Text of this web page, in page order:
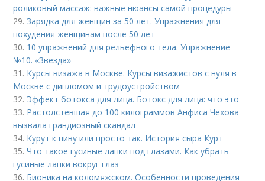
роликовый массаж: важные нюансы самой процедуры
29.Зарядка для женщин за 50 лет. Упражнения для
похудения женщинам после 50 лет
30. 10 упражнений для рельефного тела. Упражнение
№10. «Звезда»
31. Курсы визажа в Москве. Курсы визажистов с нуля в
Москве с дипломом и трудоустройством
32. Эффект ботокса для лица. Ботокс для лица: что это
33. Растолстевшая до 100 килограммов Анфиса Чехова
вызвала грандиозный скандал
34. Курут к пиву или просто так. История сыра Курт
35.Что такое гусиные лапки под глазами. Как убрать
гусиные лапки вокруг глаз
36. Бионика на коломяжском. Особенности проведения